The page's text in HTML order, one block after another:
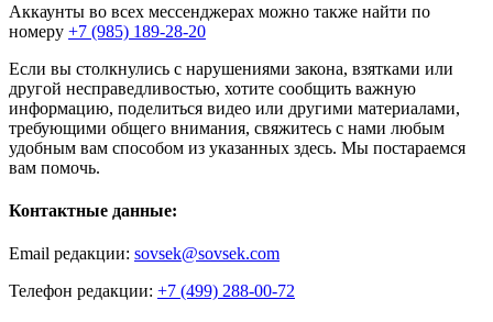
Аккаунты во всех мессенджерах можно также найти по
номеру +7 (985) 189-28-20
Если вы столкнулись с нарушениями закона, взятками или
другой несправедливостью, хотите сообщить важную
информацию, поделиться видео или другими материалами,
требующими общего внимания, свяжитесь с нами любым
удобным вам способом из указанных здесь. Мы постараемся
вам помочь.
Контактные данные:
Email редакции: sovsek@sovsek.com
Телефон редакции: +7 (499) 288-00-72